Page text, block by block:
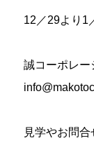
12／29より
誠コーポレ
見学やお問合